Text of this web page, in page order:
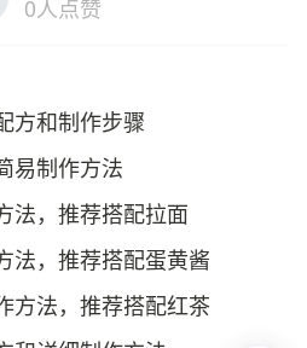
0人点赞
方和制作步骤
易制作方法
法，推荐搭配拉面
法，推荐搭配蛋黄酱
方法，推荐搭配红茶